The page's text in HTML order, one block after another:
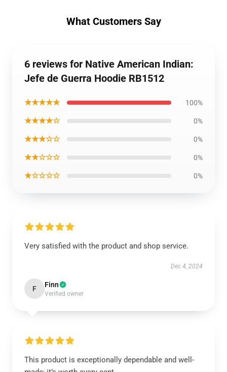
What Customers Say
6 reviews for Native American Indian:
Jefe de Guerra Hoodie RB1512
★★★★★ 100%
★★★★☆ 0%
★★★☆☆ 0%
★★☆☆☆ 0%
★☆☆☆☆ 0%
Very satisfied with the product and shop service.
Dec 4, 2024
F Finn
Verified owner
This product is exceptionally dependable and well-